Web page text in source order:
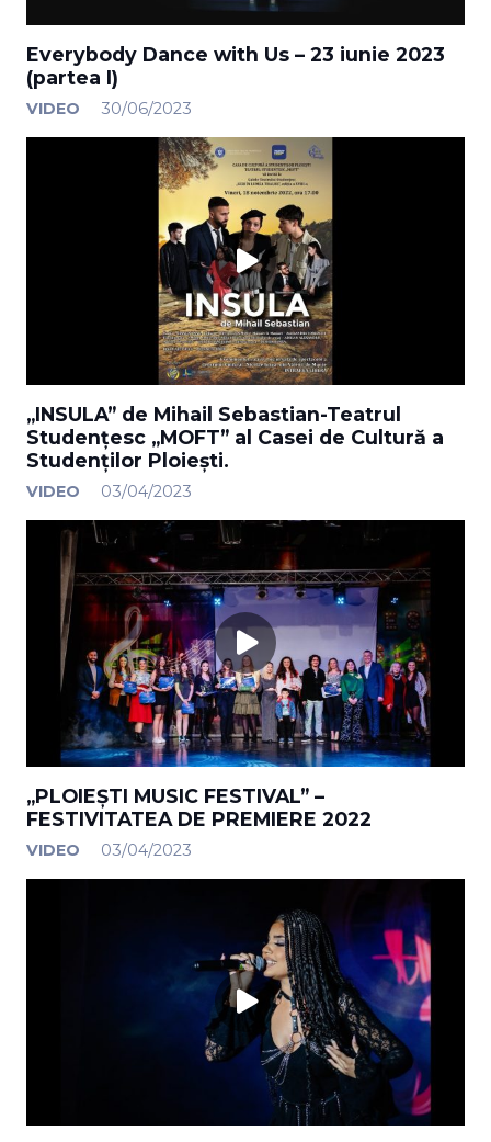
Everybody Dance with Us – 23 iunie 2023
(partea I)
VIDEO 30/06/2023
„INSULA” de Mihail Sebastian-Teatrul
Studențesc „MOFT” al Casei de Cultură a
Studenților Ploiești.
VIDEO 03/04/2023
„PLOIEȘTI MUSIC FESTIVAL” –
FESTIVITATEA DE PREMIERE 2022
VIDEO 03/04/2023